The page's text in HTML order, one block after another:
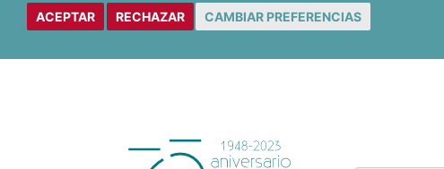
ACEPTAR RECHAZAR CAMBIAR PREFERENCIAS